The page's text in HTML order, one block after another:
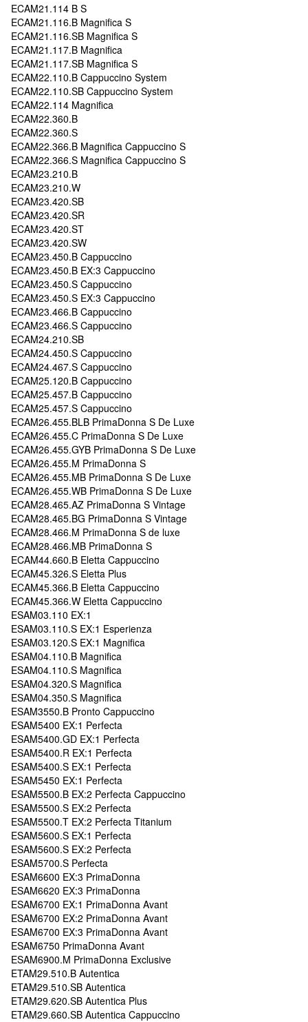
ECAM21.114 B S
ECAM21.116.B Magnifica S
ECAM21.116.SB Magnifica S
ECAM21.117.B Magnifica
ECAM21.117.SB Magnifica S
ECAM22.110.B Cappuccino System
ECAM22.110.SB Cappuccino System
ECAM22.114 Magnifica
ECAM22.360.B
ECAM22.360.S
ECAM22.366.B Magnifica Cappuccino S
ECAM22.366.S Magnifica Cappuccino S
ECAM23.210.B
ECAM23.210.W
ECAM23.420.SB
ECAM23.420.SR
ECAM23.420.ST
ECAM23.420.SW
ECAM23.450.B Cappuccino
ECAM23.450.B EX:3 Cappuccino
ECAM23.450.S Cappuccino
ECAM23.450.S EX:3 Cappuccino
ECAM23.466.B Cappuccino
ECAM23.466.S Cappuccino
ECAM24.210.SB
ECAM24.450.S Cappuccino
ECAM24.467.S Cappuccino
ECAM25.120.B Cappuccino
ECAM25.457.B Cappuccino
ECAM25.457.S Cappuccino
ECAM26.455.BLB PrimaDonna S De Luxe
ECAM26.455.C PrimaDonna S De Luxe
ECAM26.455.GYB PrimaDonna S De Luxe
ECAM26.455.M PrimaDonna S
ECAM26.455.MB PrimaDonna S De Luxe
ECAM26.455.WB PrimaDonna S De Luxe
ECAM28.465.AZ PrimaDonna S Vintage
ECAM28.465.BG PrimaDonna S Vintage
ECAM28.466.M PrimaDonna S de luxe
ECAM28.466.MB PrimaDonna S
ECAM44.660.B Eletta Cappuccino
ECAM45.326.S Eletta Plus
ECAM45.366.B Eletta Cappuccino
ECAM45.366.W Eletta Cappuccino
ESAM03.110 EX:1
ESAM03.110.S EX:1 Esperienza
ESAM03.120.S EX:1 Magnifica
ESAM04.110.B Magnifica
ESAM04.110.S Magnifica
ESAM04.320.S Magnifica
ESAM04.350.S Magnifica
ESAM3550.B Pronto Cappuccino
ESAM5400 EX:1 Perfecta
ESAM5400.GD EX:1 Perfecta
ESAM5400.R EX:1 Perfecta
ESAM5400.S EX:1 Perfecta
ESAM5450 EX:1 Perfecta
ESAM5500.B EX:2 Perfecta Cappuccino
ESAM5500.S EX:2 Perfecta
ESAM5500.T EX:2 Perfecta Titanium
ESAM5600.S EX:1 Perfecta
ESAM5600.S EX:2 Perfecta
ESAM5700.S Perfecta
ESAM6600 EX:3 PrimaDonna
ESAM6620 EX:3 PrimaDonna
ESAM6700 EX:1 PrimaDonna Avant
ESAM6700 EX:2 PrimaDonna Avant
ESAM6700 EX:3 PrimaDonna Avant
ESAM6750 PrimaDonna Avant
ESAM6900.M PrimaDonna Exclusive
ETAM29.510.B Autentica
ETAM29.510.SB Autentica
ETAM29.620.SB Autentica Plus
ETAM29.660.SB Autentica Cappuccino